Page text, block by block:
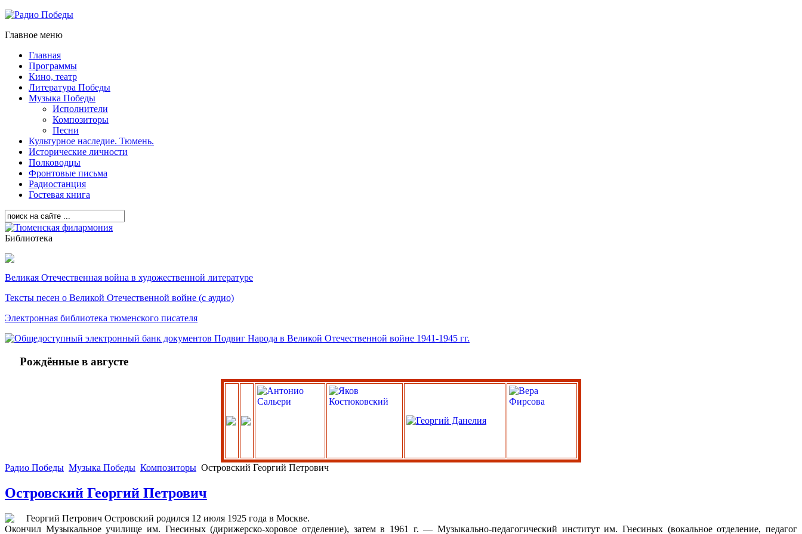
Главное меню
Главная
Программы
Кино, театр
Литература Победы
Музыка Победы
Исполнители
Композиторы
Песни
Культурное наследие. Тюмень.
Исторические личности
Полководцы
Фронтовые письма
Радиостанция
Гостевая книга
Библиотека
Великая Отечественная война в художественной литературе
Тексты песен о Великой Отечественной войне (с аудио)
Электронная библиотека тюменского писателя
Рождённые в августе
Радио Победы Музыка Победы Композиторы Островский Георгий Петрович
Островский Георгий Петрович
Георгий Петрович Островский родился 12 июля 1925 года в Москве.
Окончил Музыкальное училище им. Гнесиных (дирижерско-хоровое отделение), затем в 1961 г. — Музыкально-педагогический институт им. Гнесиных (вокальное отделение, педагог